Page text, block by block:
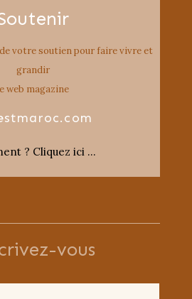
votre soutien pour faire vivre et
grandir
web magazine
? Cliquez ici …
vous